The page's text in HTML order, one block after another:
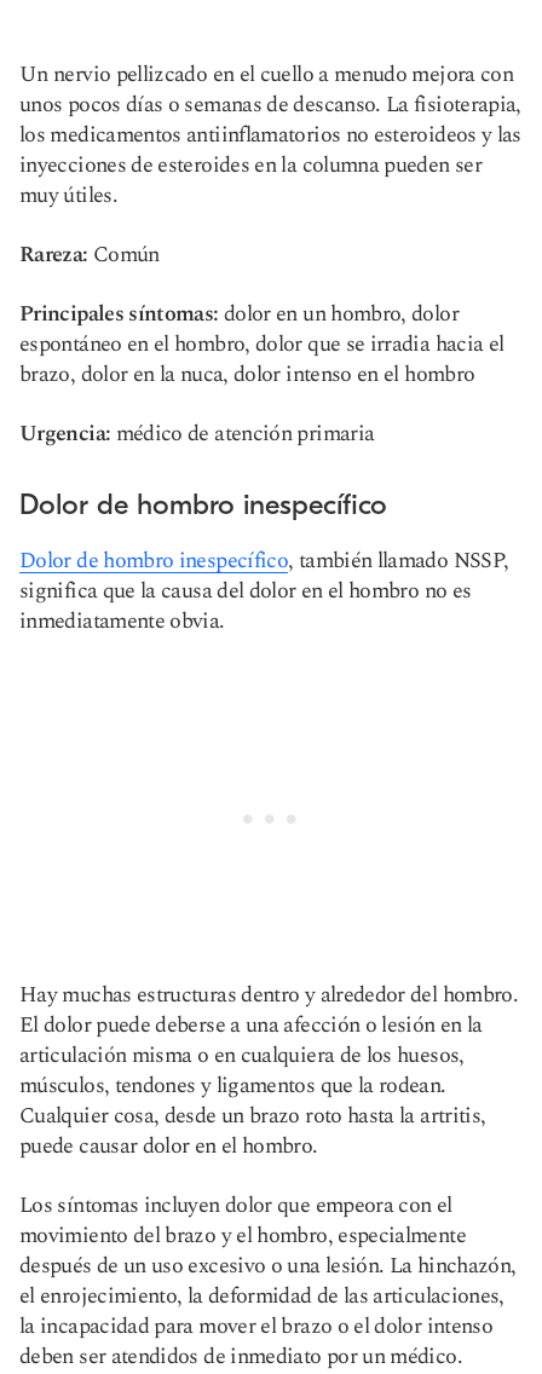
Un nervio pellizcado en el cuello a menudo mejora con
unos pocos días o semanas de descanso. La fisioterapia,
los medicamentos antiinflamatorios no esteroideos y las
inyecciones de esteroides en la columna pueden ser
muy útiles.
Rareza: Común
Principales síntomas:dolor en un hombro, dolor
espontáneo en el hombro, dolor que se irradia hacia el
brazo, dolor en la nuca, dolor intenso en el hombro
Urgencia: médico de atención primaria
Dolor de hombro inespecífico
Dolor de hombro inespecífico, también llamado NSSP,
significa que la causa del dolor en el hombro no es
inmediatamente obvia.
Hay muchas estructuras dentro y alrededor del hombro.
El dolor puede deberse a una afección o lesión en la
articulación misma o en cualquiera de los huesos,
músculos, tendones y ligamentos que la rodean.
Cualquier cosa, desde un brazo roto hasta la artritis,
puede causar dolor en el hombro.
Los síntomas incluyen dolor que empeora con el
movimiento del brazo y el hombro, especialmente
después de un uso excesivo o una lesión. La hinchazón,
el enrojecimiento, la deformidad de las articulaciones,
la incapacidad para mover el brazo o el dolor intenso
deben ser atendidos de inmediato por un médico.